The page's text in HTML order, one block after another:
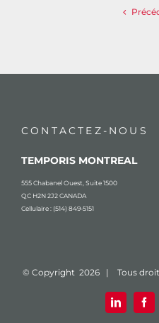
CONTACTEZ-NOUS
TEMPORIS MONTREAL
555 Chabanel Ouest, Suite 1500
QC H2N 2J2 CANADA
Cellulaire : (514) 849-5151
© Copyright 2026 | Tous
LinkedIn